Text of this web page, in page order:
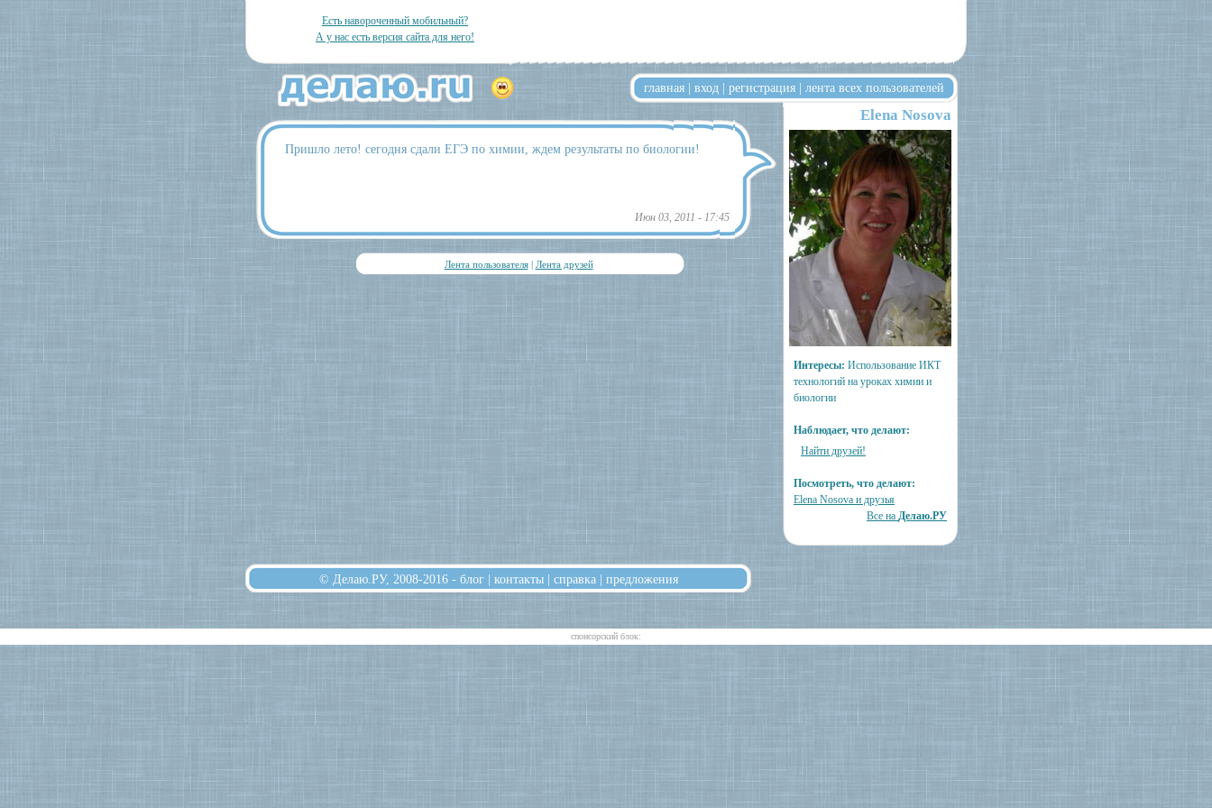
Есть навороченный мобильный?
А у нас есть версия сайта для него!
главная | вход | регистрация | лента всех пользователей
Пришло лето! сегодня сдали ЕГЭ по химии, ждем результаты по биологии!
Июн 03, 2011 - 17:45
Лента пользователя| Лента друзей
Elena Nosova
Интересы: Использование ИКТ
технологий на уроках химии и
биологии
Наблюдает, что делают:
Найти друзей!
Посмотреть, что делают:
Elena Nosova и друзья
Все на Делаю.РУ
© Делаю.РУ, 2008-2016 - блог | контакты | справка | предложения
cпонсорский блок: